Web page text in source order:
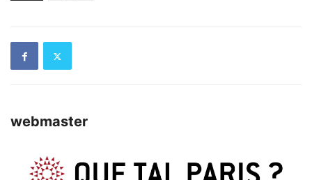
webmaster